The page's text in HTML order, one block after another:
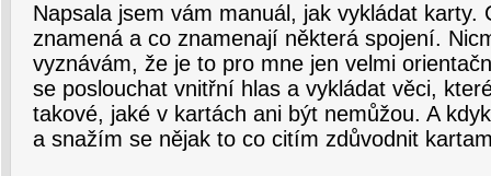
Napsala jsem vám manuál, jak vykládat karty.
znamená a co znamenají některá spojení.
vyznávám, že je to pro mne jen velmi
se poslouchat vnitřní hlas a vykládat věci,
takové, jaké v kartách ani být nemůžou. A
a snažím se nějak to co citím zdůvodnit